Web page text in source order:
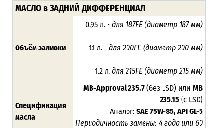
МАСЛО в ЗАДНИЙ ДИФФЕРЕНЦИАЛ
Объём заливки
0.95 л. - для 187FE (диаметр 187 мм)
1.1 л. - для 200FE (диаметр 200 мм)
1.2 л. для 215FE (диаметр 215 мм)
Спецификация
масла
MB-Approval 235.7 (без LSD) или MB
235.15 (с LSD)
Аналог: SAE 75W-85, API GL-5
Периодичность замены: 4 года или 60